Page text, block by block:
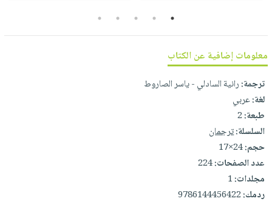
وفرات
انشر
كتابك
تواصل
معنا
1
2
3
4
5
معلومات إضافية عن الكتاب
ترجمة:رانية السادلي - ياسر الصاروط
لغة:عربي
طبعة:2
السلسلة:ترجمان
حجم:24×17
عدد الصفحات:224
مجلدات:1
ردمك:9786144456422